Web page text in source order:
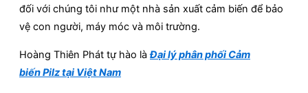
đối với chúng tôi như một nhà sản xuất cảm biến để bảo
vệ con người, máy móc và môi trường.
Hoàng Thiên Phát tự hào làĐại lý phân phối Cảm
biến Pilz tại Việt Nam